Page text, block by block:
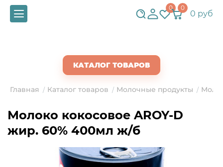
0 0
0 руб
КАТАЛОГ ТОВАРОВ
Главная / Каталог товаров / Молочные продукты /
Молоко кокосовое AROY-D
жир. 60% 400мл ж/б